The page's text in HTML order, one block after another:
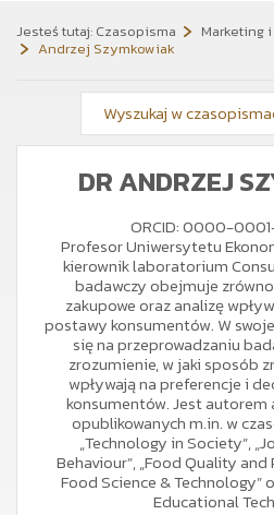
Jesteś tutaj: Czasopisma
Marketing
Andrzej Szymkowiak
DR ANDRZEJ
ORCID: 0000-
Profesor Uniwersytetu
kierownik laboratorium
badawczy obejmuje
zakupowe oraz analizę
postawy konsumentów. W
się na przeprowadzaniu
zrozumienie, w jaki sposób
wpływają na preferencje i
konsumentów. Jest autorem
opublikowanych m.in. w
„Technology in Society”,
Behaviour”, „Food Quality and
Food Science & Technology”
Educational